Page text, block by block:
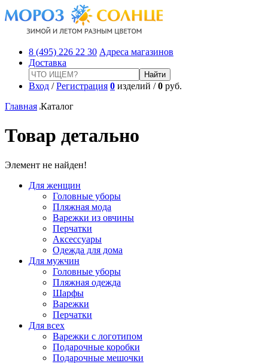
8 (495) 226 22 30 Адреса магазинов
Доставка
Вход /Регистрация 0 изделий /0 руб.
Главная Каталог
Товар детально
Элемент не найден!
Для женщин
Головные уборы
Пляжная мода
Варежки из овчины
Перчатки
Аксессуары
Одежда для дома
Для мужчин
Головные уборы
Пляжная одежда
Шарфы
Варежки
Перчатки
Для всех
Варежки с логотипом
Подарочные коробки
Подарочные мешочки